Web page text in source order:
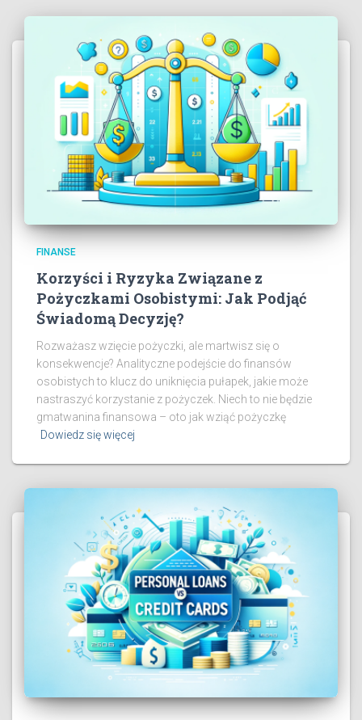
FINANSE
Korzyści i Ryzyka Związane z
Pożyczkami Osobistymi: Jak Podjąć
Świadomą Decyzję?
Rozważasz wzięcie pożyczki, ale martwisz się o
konsekwencje? Analityczne podejście do finansów
osobistych to klucz do uniknięcia pułapek, jakie może
nastraszyć korzystanie z pożyczek. Niech to nie będzie
gmatwanina finansowa – oto jak wziąć pożyczkę
Dowiedz się więcej